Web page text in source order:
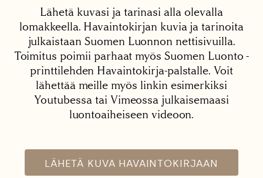
Lähetä kuvasi ja tarinasi alla olevalla
lomakkeella. Havaintokirjan kuvia ja tarinoita
julkaistaan Suomen Luonnon nettisivuilla.
Toimitus poimii parhaat myös Suomen Luonto -
printtilehden Havaintokirja-palstalle. Voit
lähettää meille myös linkin esimerkiksi
Youtubessa tai Vimeossa julkaisemaasi
luontoaiheiseen videoon.
LÄHETÄ KUVA HAVAINTOKIRJAAN